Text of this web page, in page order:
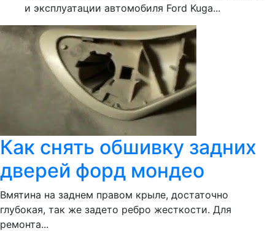
и эксплуатации автомобиля Ford Kuga...
Как снять обшивку задних
дверей форд мондео
Вмятина на заднем правом крыле, достаточно
глубокая, так же задето ребро жесткости. Для
ремонта...